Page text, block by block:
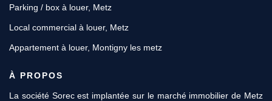
Parking / box à louer, Metz
Local commercial à louer, Metz
Appartement à louer, Montigny les metz
À PROPOS
La société Sorec est implantée sur le marché immobilier de Metz